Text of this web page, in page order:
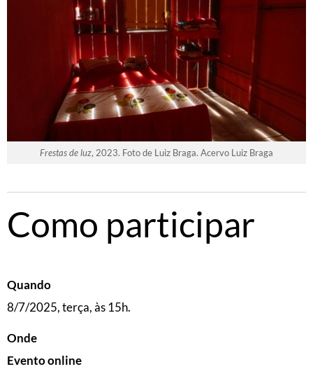
Frestas de luz, 2023. Foto de Luiz Braga. Acervo Luiz Braga
Como participar
Quando
8/7/2025, terça, às 15h.
Onde
Evento online